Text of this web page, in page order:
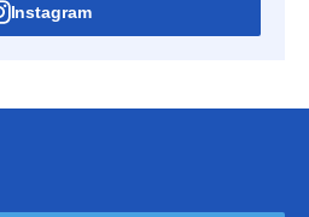
Instagram